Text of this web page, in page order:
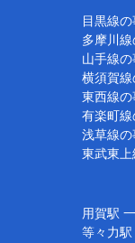
目黒線
多摩川
山手線
横須賀
東西線
有楽町
浅草線
東武東
用賀駅
等々力